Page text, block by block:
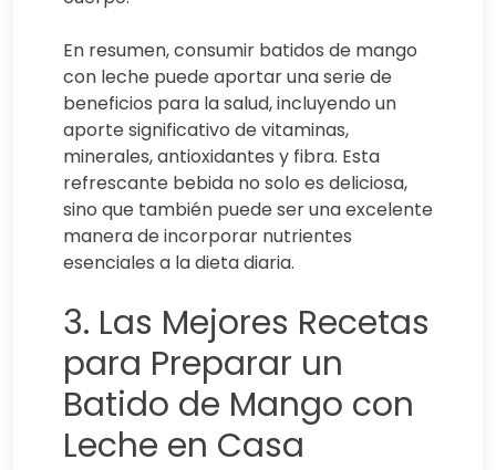
En resumen, consumir batidos de mango
con leche puede aportar una serie de
beneficios para la salud, incluyendo un
aporte significativo de vitaminas,
minerales, antioxidantes y fibra. Esta
refrescante bebida no solo es deliciosa,
sino que también puede ser una excelente
manera de incorporar nutrientes
esenciales a la dieta diaria.
3. Las Mejores Recetas
para Preparar un
Batido de Mango con
Leche en Casa